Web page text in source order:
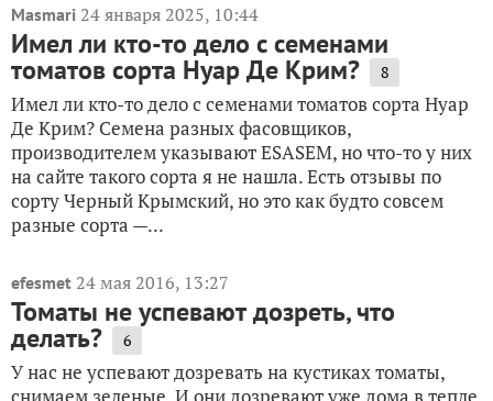
Masmari 24 января 2025, 10:44
Имел ли кто-то дело с семенами
томатов сорта Нуар Де Крим? 8
Имел ли кто-то дело с семенами томатов сорта Нуар
Де Крим? Семена разных фасовщиков,
производителем указывают ESASEM, но что-то у них
на сайте такого сорта я не нашла. Есть отзывы по
сорту Черный Крымский, но это как будто совсем
разные сорта —...
efesmet 24 мая 2016, 13:27
Томаты не успевают дозреть, что
делать? 6
У нас не успевают дозревать на кустиках томаты,
снимаем зеленые. И они дозревают уже дома в тепле.